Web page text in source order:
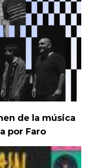
de la música
por Faro